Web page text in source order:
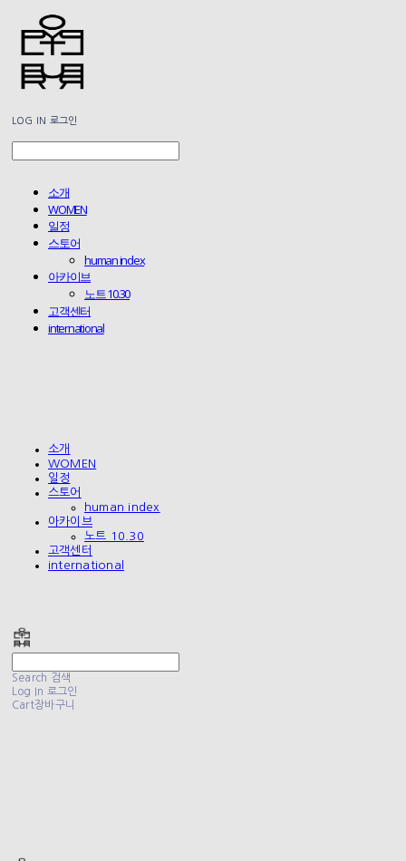
LOG IN 로그인
소개
WOMEN
일정
스토어
human index
아카이브
노트 10.30
고객센터
international
소개
WOMEN
일정
스토어
human index
아카이브
노트 10.30
고객센터
international
Search 검색
Log In 로그인
Cart장바구니